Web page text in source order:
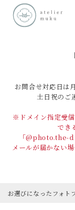
お問合せ対応日は
土日祝のご
※ドメイン指定受
でき
「@photo.the-
メールが届かない
お選びになった フォト